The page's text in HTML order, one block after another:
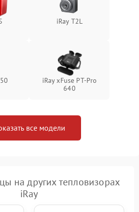
iRay T2L
iRay xFuse PT-Pro
640
все модели
на других тепловизорах
iRay